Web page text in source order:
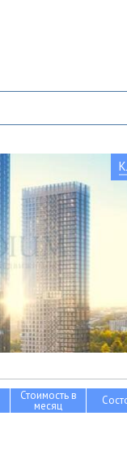
Стоимость в
месяц